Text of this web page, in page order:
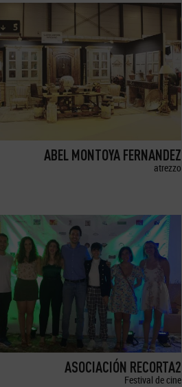
ABEL MONTOYA FERNANDEZ
atrezzo
ASOCIACIÓN RECORTA2
Festival de cine